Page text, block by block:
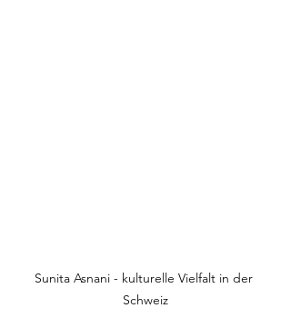
Sunita Asnani - kulturelle Vielfalt in der
Schweiz